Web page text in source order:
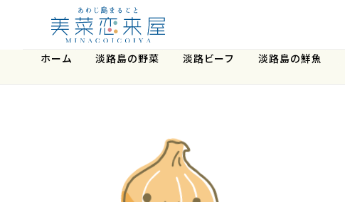
ホーム 淡路島の野菜 淡路ビーフ 淡路島の鮮魚